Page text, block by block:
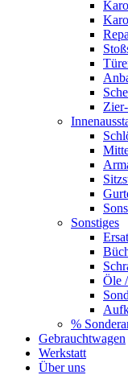
Sonstiges
Öle
%
Gebrauchtwagen
Werkstatt
Über uns